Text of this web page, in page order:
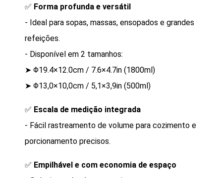
✅ Forma profunda e versátil
- Ideal para sopas, massas, ensopados e grandes
refeições.
- Disponível em 2 tamanhos:
➤ Φ19.4×12.0cm / 7.6×4.7in (1800ml)
➤ Φ13,0×10,0cm / 5,1×3,9in (500ml)
✅ Escala de medição integrada
- Fácil rastreamento de volume para cozimento e
porcionamento precisos.
✅ Empilhável e com economia de espaço